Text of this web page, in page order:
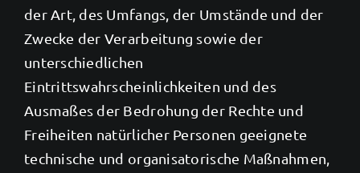
der Art, des Umfangs, der Umstände und der
Zwecke der Verarbeitung sowie der
unterschiedlichen
Eintrittswahrscheinlichkeiten und des
Ausmaßes der Bedrohung der Rechte und
Freiheiten natürlicher Personen geeignete
technische und organisatorische Maßnahmen,